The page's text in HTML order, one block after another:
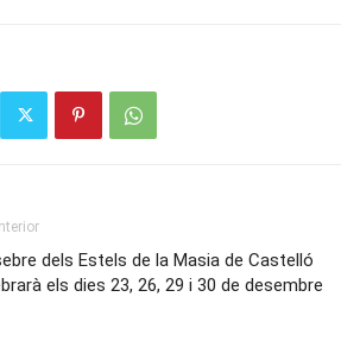
dels Estels de la Masia de Castelló
els dies 23, 26, 29 i 30 de desembre